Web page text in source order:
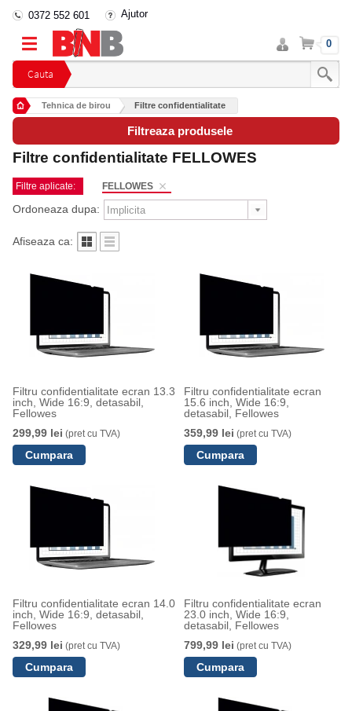
Cauta
0372 552 601 Ajutor
Intra
in
cont
Cos 0
Tehnica de birou Filtre confidentialitate
Filtreaza produsele
Filtre confidentialitate FELLOWES
Filtre aplicate: FELLOWES
Ordoneaza dupa:
Afiseaza ca:
Filtru confidentialitate ecran 13.3
inch, Wide 16:9, detasabil,
Fellowes
299,99 lei (pret cu TVA)
Filtru confidentialitate ecran
15.6 inch, Wide 16:9,
detasabil, Fellowes
359,99 lei (pret cu TVA)
Filtru confidentialitate ecran 14.0
inch, Wide 16:9, detasabil,
Fellowes
329,99 lei (pret cu TVA)
Filtru confidentialitate ecran
23.0 inch, Wide 16:9,
detasabil, Fellowes
799,99 lei (pret cu TVA)